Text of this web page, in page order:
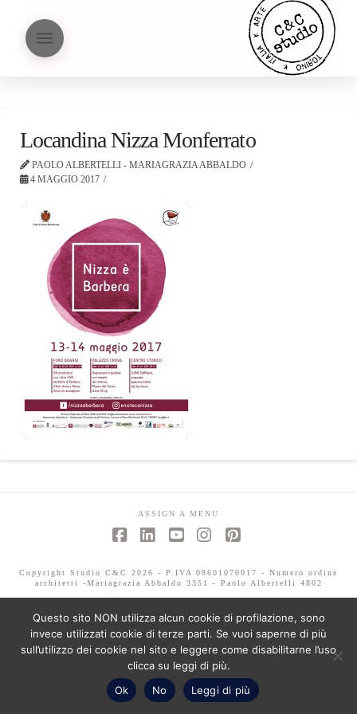
Locandina Nizza Monferrato
PAOLO ALBERTELLI - MARIAGRAZIA ABBALDO
4 MAGGIO 2017
ASSIGN A MENU
Copyright Studio C&C 2026 - P.IVA 08601070017 - Numero ordine
architetti -Mariagrazia Abbaldo 3351 - Paolo Albertelli 4802
Questo sito NON utilizza alcun cookie di profilazione, sono
invece utilizzati cookie di terze parti. Se vuoi saperne di più
sull’utilizzo dei cookie nel sito e leggere come disabilitarne l’uso
clicca su leggi di più.
Ok
No Leggi di più